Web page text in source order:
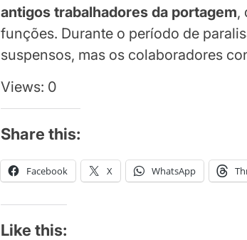
antigos trabalhadores da portagem,
funções. Durante o período de
suspensos, mas os colaboradores
Views: 0
Share this:
Facebook X WhatsApp
Like this: